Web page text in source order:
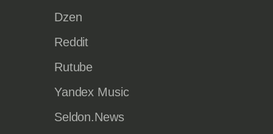
Dzen
Reddit
Rutube
Yandex Music
Seldon.News